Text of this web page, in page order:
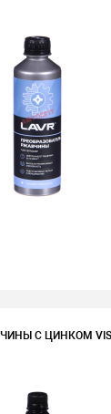
С ЦИНКОМ